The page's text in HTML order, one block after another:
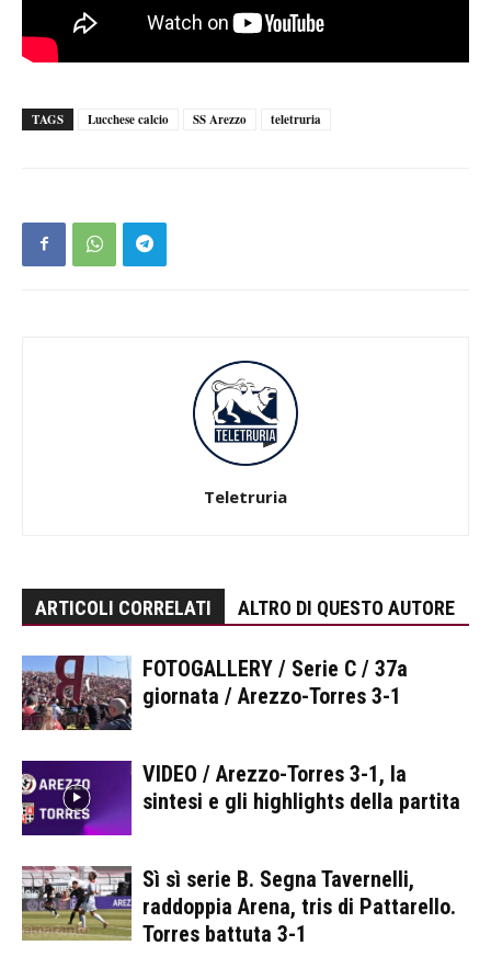
TAGS Lucchese calcio SS Arezzo teletruria
Teletruria
ARTICOLI CORRELATI ALTRO DI QUESTO AUTORE
FOTOGALLERY / Serie C / 37a
giornata / Arezzo-Torres 3-1
VIDEO / Arezzo-Torres 3-1, la
sintesi e gli highlights della partita
Sì sì serie B. Segna Tavernelli,
raddoppia Arena, tris di Pattarello.
Torres battuta 3-1